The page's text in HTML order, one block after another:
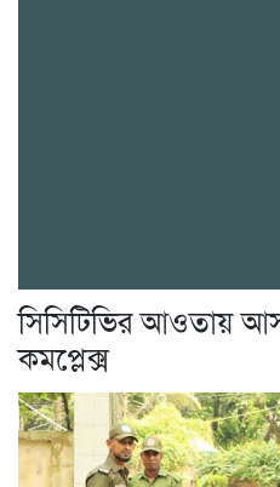
সিসিটিভির আওতায়
কমপ্লেক্স